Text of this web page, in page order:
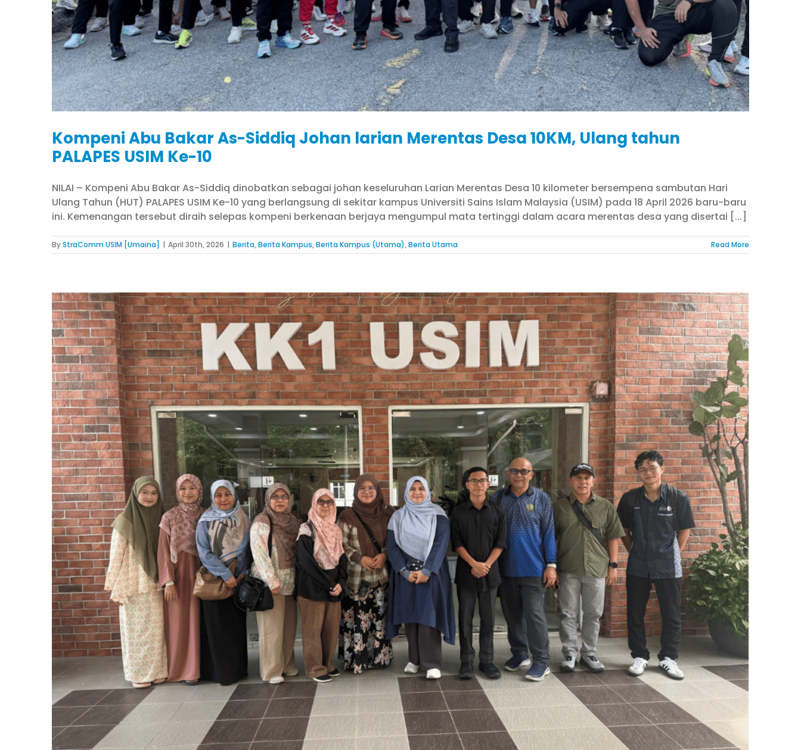
Kompeni Abu Bakar As-Siddiq Johan larian Merentas Desa 10KM, Ulang tahun
PALAPES USIM Ke-10
NILAI – Kompeni Abu Bakar As-Siddiq dinobatkan sebagai johan keseluruhan Larian Merentas Desa 10 kilometer bersempena sambutan Hari
Ulang Tahun (HUT) PALAPES USIM Ke-10 yang berlangsung di sekitar kampus Universiti Sains Islam Malaysia (USIM) pada 18 April 2026 baru-baru
ini. Kemenangan tersebut diraih selepas kompeni berkenaan berjaya mengumpul mata tertinggi dalam acara merentas desa yang disertai [...]
ByStraComm USIM [Umaina] | April 30th, 2026 | Berita,Berita Kampus,Berita Kampus (Utama),Berita Utama Read More